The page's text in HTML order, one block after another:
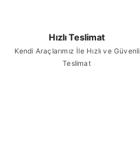
Hızlı Teslimat
Kendi Araçlarımız İle Hızlı ve Güvenli
Teslimat